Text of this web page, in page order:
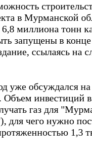
в Мурманской
миллиона тонн
запущены в конце
ссылаясь на
уже обсуждался
инвестиций
газ для
чего нужно
1,3